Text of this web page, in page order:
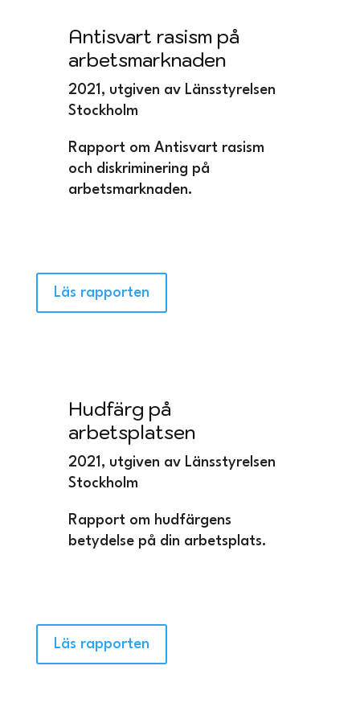
Antisvart rasism på
arbetsmarknaden
2021, utgiven av Länsstyrelsen
Stockholm
Rapport om Antisvart rasism
och diskriminering på
arbetsmarknaden.
Läs rapporten
Hudfärg på
arbetsplatsen
2021, utgiven av Länsstyrelsen
Stockholm
Rapport om hudfärgens
betydelse på din arbetsplats.
Läs rapporten